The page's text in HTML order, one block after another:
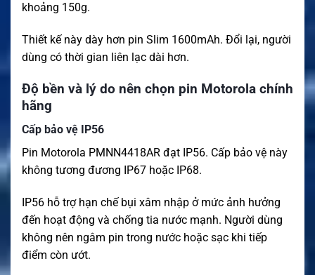
khoảng 150g.
Thiết kế này dày hơn pin Slim 1600mAh. Đổi lại, người
dùng có thời gian liên lạc dài hơn.
Độ bền và lý do nên chọn pin Motorola chính
hãng
Cấp bảo vệ IP56
Pin Motorola PMNN4418AR đạt IP56. Cấp bảo vệ này
không tương đương IP67 hoặc IP68.
IP56 hỗ trợ hạn chế bụi xâm nhập ở mức ảnh hưởng
đến hoạt động và chống tia nước mạnh. Người dùng
không nên ngâm pin trong nước hoặc sạc khi tiếp
điểm còn ướt.